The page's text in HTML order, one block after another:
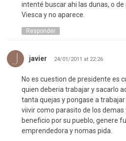
intenté buscar ahi las dunas, o
Viesca y no aparece.
Responder
javier 24/01/2011 at 22:26
No es cuestion de presidente es
quien deberia trabajar y sacarlo
tanta quejas y pongase a
viivir como parasito de los demas
beneficio por su pueblo, genere
emprendedora y nomas pida.